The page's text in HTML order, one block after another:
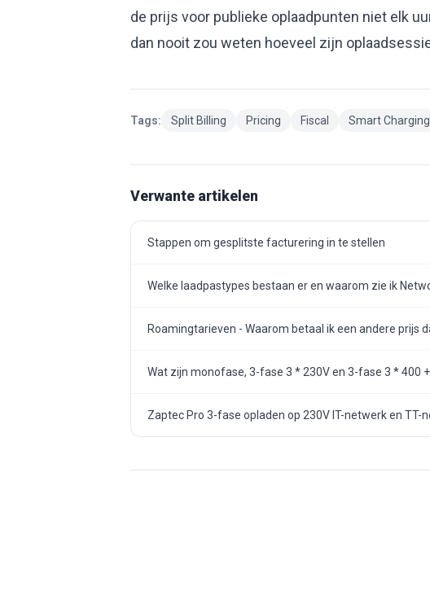
de prijs voor publieke oplaadpunten niet elk
dan nooit zou weten hoeveel zijn
Tags: Split Billing Pricing Fiscal Smart Charging
Verwante artikelen
Stappen om gesplitste facturering in te stellen
Welke laadpastypes bestaan er en waarom zie ik
Roamingtarieven - Waarom betaal ik een andere prijs
Wat zijn monofase, 3-fase 3 * 230V en 3-fase 3 * 400
Zaptec Pro 3-fase opladen op 230V IT-netwerk en TT-